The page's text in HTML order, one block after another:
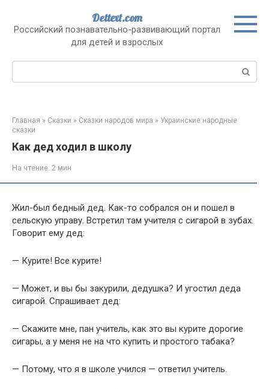
контенту
Dettext.com
Российский познавательно-развивающий портал
для детей и взрослых
Поиск:
Главная » Сказки » Сказки народов мира » Украинские народные
сказки
Как дед ходил в школу
На чтение: 2 мин
Жил-был бедный дед. Как-то собрался он и пошел в
сельскую управу. Встретил там учителя с сигарой в зубах.
Говорит ему дед:
— Курите! Все курите!
— Может, и вы бы закурили, дедушка? И угостил деда
сигарой. Спрашивает дед:
— Скажите мне, пан учитель, как это вы курите дорогие
сигары, а у меня не на что купить и простого табака?
— Потому, что я в школе учился — ответил учитель.